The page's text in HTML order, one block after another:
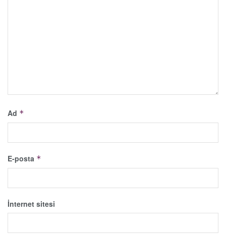
Ad *
E-posta *
İnternet sitesi